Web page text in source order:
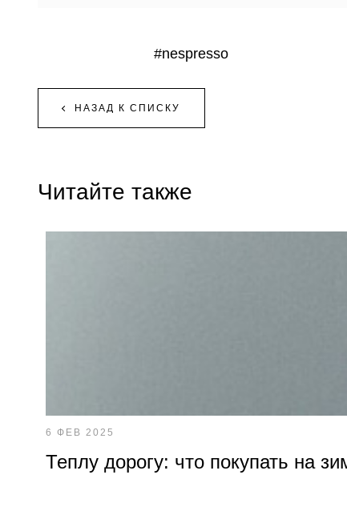
#nespresso
НАЗАД К СПИСКУ
Читайте также
6 ФЕВ 2025
Теплу дорогу: что покупать на